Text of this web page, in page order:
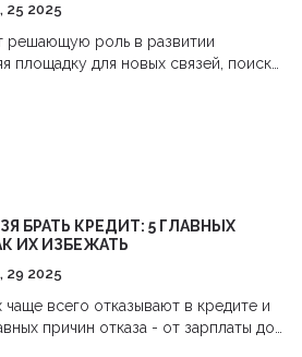
25 2025
решающую роль в развитии
площадку для новых связей, поиска
с форума, многие
горизонты для бизнеса и
роста. Правильное участие может
успех компании в долгосрочной
не просто посещать, а активно
событиях.
БРАТЬ КРЕДИТ: 5 ГЛАВНЫХ
ИХ ИЗБЕЖАТЬ
29 2025
чаще всего отказывают в кредите и
причин отказа - от зарплаты до